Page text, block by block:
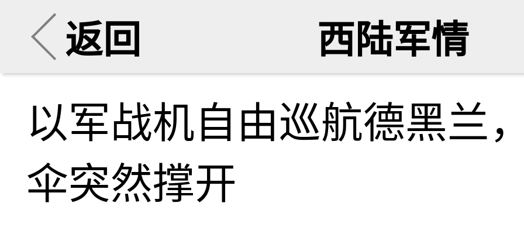
返回 西陆军情
以军战机自由巡航德黑兰
伞突然撑开